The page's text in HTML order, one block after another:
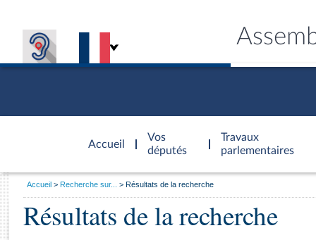
Accueil
d'accueil
Vos
députés
Travaux
parlementaires
Général
Vous
Accueil Recherche sur... Résultats de la recherche
Résultats de la recherche